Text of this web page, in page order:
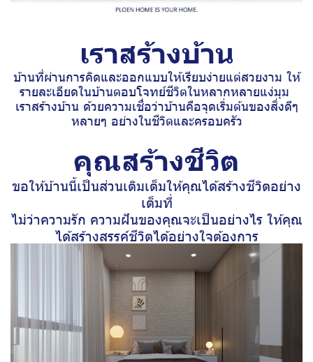
เราสร้างบ้าน
บ้านที่ผ่านการคิดและออกแบบให้เรียบง่ายแต่สวยงาม ให้
รายละเอียดในบ้านตอบโจทย์ชีวิตในหลากหลายแง่มุม
เราสร้างบ้าน ด้วยความเชื่อว่าบ้านคือจุดเริ่มต้นของสิ่งดีๆ
หลายๆ อย่างในชีวิตและครอบครัว
คุณสร้างชีวิต
ขอให้บ้านนี้เป็นส่วนเติมเต็มให้คุณได้สร้างชีวิตอย่าง
เต็มที่
ไม่ว่าความรัก ความฝันของคุณจะเป็นอย่างไร ให้คุณ
ได้สร้างสรรค์ชีวิตได้อย่างใจต้องการ